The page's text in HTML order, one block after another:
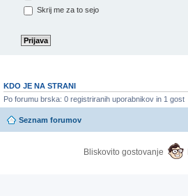
Skrij me za to sejo
KDO JE NA STRANI
Po forumu brska: 0 registriranih uporabnikov in 1 gost
Seznam forumov
Bliskovito gostovanje